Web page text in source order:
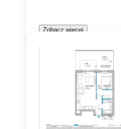
Zobacz więcej